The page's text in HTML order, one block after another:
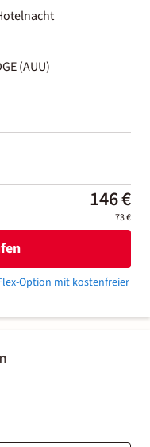
(AUU)
146 €
73 €
Option mit kostenfreier